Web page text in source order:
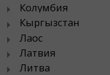
Колумбия
Кыргызстан
Лаос
Латвия
Литва